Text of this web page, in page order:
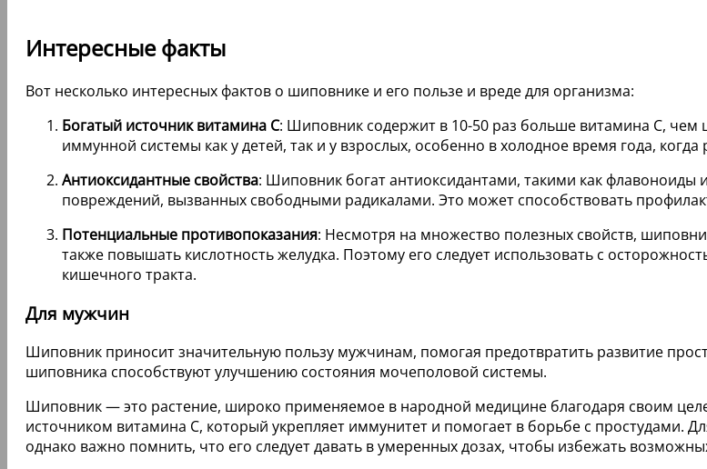
Интересные факты
Вот несколько интересных фактов о шиповнике и его пользе и вреде для организма:
Богатый источник витамина C: Шиповник содержит в 10-50 раз больше витамина C, чем
иммунной системы как у детей, так и у взрослых, особенно в холодное время года,
Антиоксидантные свойства: Шиповник богат антиоксидантами, такими как
повреждений, вызванных свободными радикалами. Это может способствовать
Потенциальные противопоказания: Несмотря на множество полезных свойств,
также повышать кислотность желудка. Поэтому его следует использовать с
кишечного тракта.
Для мужчин
Шиповник приносит значительную пользу мужчинам, помогая предотвратить развитие
шиповника способствуют улучшению состояния мочеполовой системы.
Шиповник — это растение, широко применяемое в народной медицине благодаря своим
источником витамина C, который укрепляет иммунитет и помогает в борьбе с простудами.
однако важно помнить, что его следует давать в умеренных дозах, чтобы избежать